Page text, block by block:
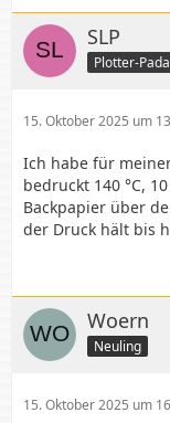
SLP
Plotter-
15. Oktober 2025 um
Ich habe für
bedruckt 140 °C,
Backpapier über
der Druck hält bis
Woern
Neuling
15. Oktober 2025 um